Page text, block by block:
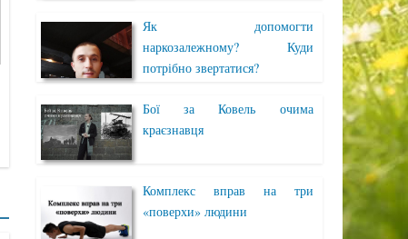
Як допомогти
наркозалежному? Куди
потрібно звертатися?
Бої за Ковель очима
краєзнавця
Комплекс вправ на три
«поверхи» людини